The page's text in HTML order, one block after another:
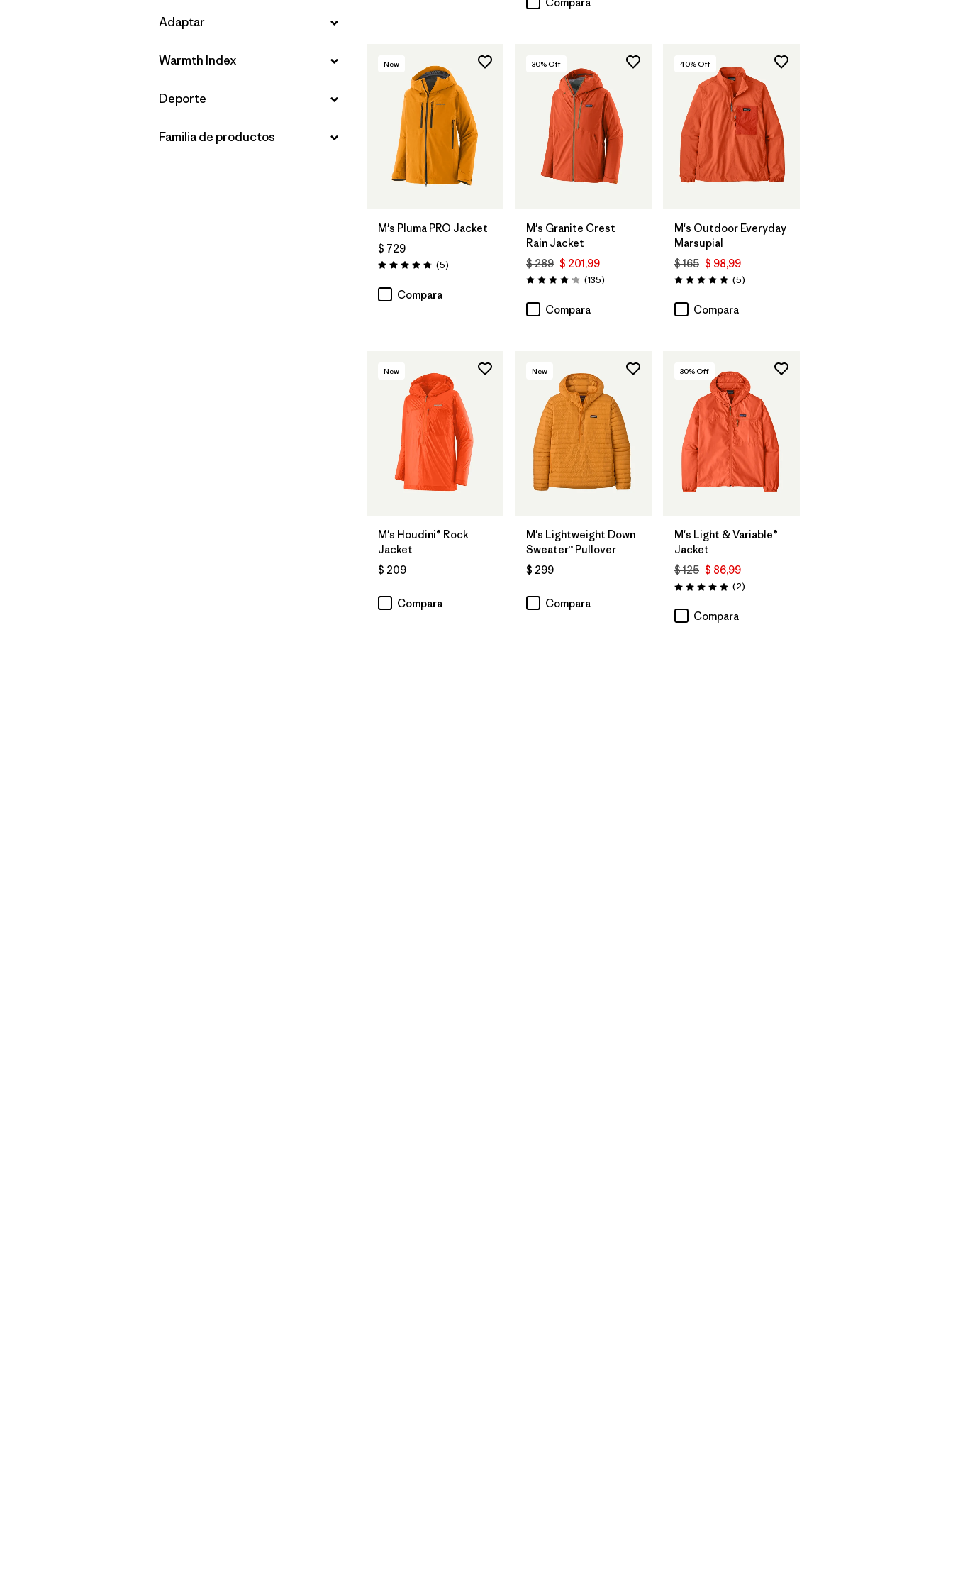
Filtrar por
Adaptar
Filtrar por
Warmth Index
Filtrar por
Deporte
Filtrar por
Familia de productos
New
M's Pluma PRO Jacket
$ 729
Valoración: 4.8 / 5
(5Comentarios
)
Compara
30% Off
M's Granite Crest
Rain Jacket
$ 289 $ 201,99
Valoración: 4.2 / 5
(135Comentarios
)
Compara
40% Off
M's Outdoor Everyday
Marsupial
$ 165 $ 98,99
Valoración: 5.0 / 5
(5Comentarios
)
Compara
New
M's Houdini® Rock
Jacket
$ 209
Compara
New
M's Lightweight Down
Sweater™ Pullover
$ 299
Compara
30% Off
M's Light & Variable®
Jacket
$ 125 $ 86,99
Valoración: 5.0 / 5
(2Comentarios
)
Compara